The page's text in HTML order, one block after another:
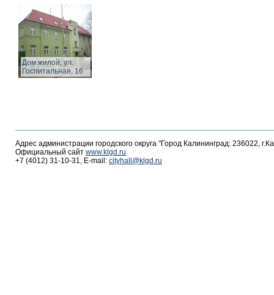
Дом жилой, ул.
Госпитальная, 16
Адрес администрации городского округа "Город Калининград: 236022,
Официальный сайт www.klgd.ru
+7 (4012) 31-10-31, E-mail: cityhall@klgd.ru